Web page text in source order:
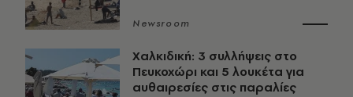
Newsroom
Χαλκιδική: 3 συλλήψεις στο
Πευκοχώρι και 5 λουκέτα για
αυθαιρεσίες στις παραλίες